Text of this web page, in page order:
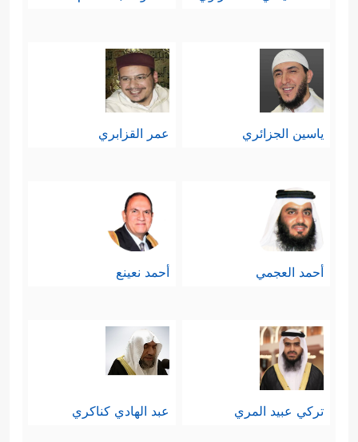
ياسين الجزائري عمر القزابري
أحمد العجمي أحمد نعينع
تركي عبيد المري عبد الهادي كناكري